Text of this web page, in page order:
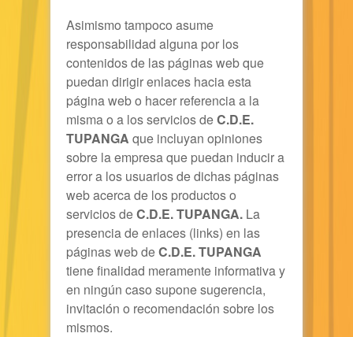
Asimismo tampoco asume
responsabilidad alguna por los
contenidos de las páginas web que
puedan dirigir enlaces hacia esta
página web o hacer referencia a la
misma o a los servicios deC.D.E.
TUPANGA que incluyan opiniones
sobre la empresa que puedan inducir a
error a los usuarios de dichas páginas
web acerca de los productos o
servicios deC.D.E. TUPANGA. La
presencia de enlaces (links) en las
páginas web deC.D.E. TUPANGA
tiene finalidad meramente informativa y
en ningún caso supone sugerencia,
invitación o recomendación sobre los
mismos.